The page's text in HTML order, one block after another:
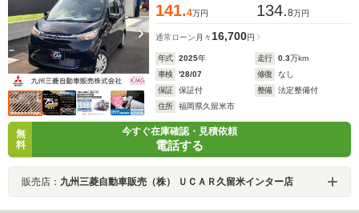
141.4万円 134.8万円
通常ローン 月々 16,700円
年式 2025年 走行 0.3万km
車検
'28/07 修復
なし
保証
保証付 整備
法定整備付
住所
福岡県久留米市
無
料
今すぐ在庫確認・見積依頼
電話する
販売店： 九州三菱自動車販売（株） ＵＣＡＲ久留米インター店